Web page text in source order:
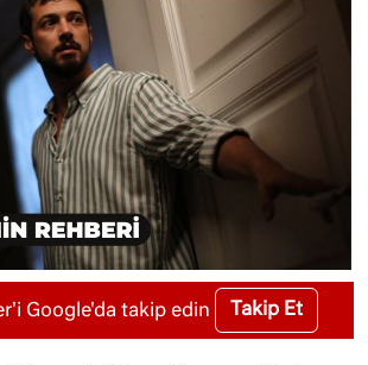
Google'da takip edin Takip Et